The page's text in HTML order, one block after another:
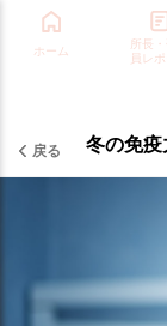
ホーム
所長
員レポ
戻る 冬の免疫